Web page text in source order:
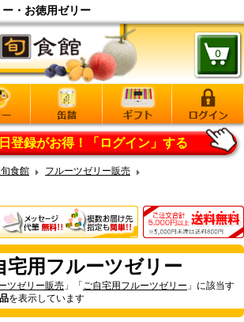
・お徳用ゼリー
登録がお得！ 「ログイン」する
食館
フルーツゼリー販売
宅用フルーツゼリー
ツゼリー販売 」「 ご自宅用フルーツゼリー 」に該当す
を表示しています